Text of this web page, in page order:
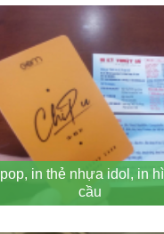
in thẻ nhựa idol, in
cầu